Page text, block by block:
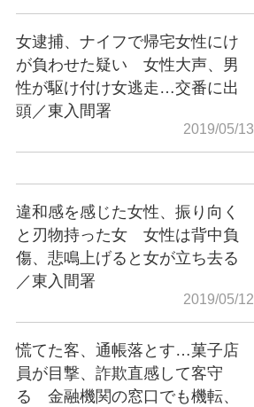
女逮捕、ナイフで帰宅女性にけ
が負わせた疑い 女性大声、男
性が駆け付け女逃走…交番に出
頭／東入間署
2019/05/13
違和感を感じた女性、振り向く
と刃物持った女 女性は背中負
傷、悲鳴上げると女が立ち去る
／東入間署
2019/05/12
慌てた客、通帳落とす…菓子店
員が目撃、詐欺直感して客守
る 金融機関の窓口でも機転、